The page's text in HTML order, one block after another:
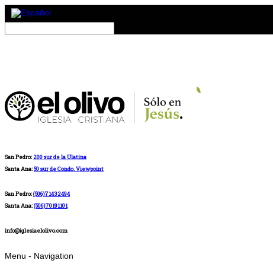
San Pedro: 200 sur de la Ulatina
Santa Ana:50 sur de Condo. Viewpoint
San Pedro:(506)71432494
Santa Ana:(506)70191101
info@iglesiaelolivo.com
Menu - Navigation